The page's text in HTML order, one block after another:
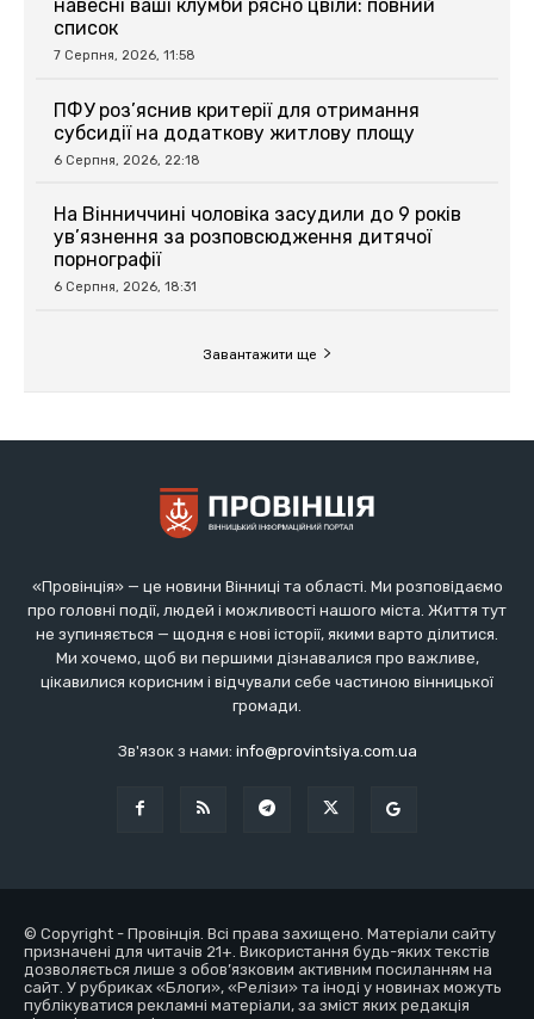
навесні ваші клумби рясно цвіли: повний
список
7 Серпня, 2026, 11:58
ПФУ роз’яснив критерії для отримання
субсидії на додаткову житлову площу
6 Серпня, 2026, 22:18
На Вінниччині чоловіка засудили до 9 років
ув’язнення за розповсюдження дитячої
порнографії
6 Серпня, 2026, 18:31
Завантажити ще
«Провінція» — це новини Вінниці та області. Ми розповідаємо
про головні події, людей і можливості нашого міста. Життя тут
не зупиняється — щодня є нові історії, якими варто ділитися.
Ми хочемо, щоб ви першими дізнавалися про важливе,
цікавилися корисним і відчували себе частиною вінницької
громади.
Зв'язок з нами: info@provintsiya.com.ua
© Copyright - Провінція. Всі права захищено. Матеріали сайту
призначені для читачів 21+. Використання будь-яких текстів
дозволяється лише з обов’язковим активним посиланням на
сайт. У рубриках «Блоги», «Релізи» та іноді у новинах можуть
публікуватися рекламні матеріали, за зміст яких редакція